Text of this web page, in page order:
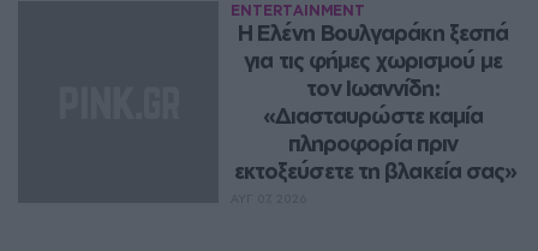
ENTERTAINMENT
Η Ελένη Βουλγαράκη ξεσπά
για τις φήμες χωρισμού με
τον Ιωαννίδη:
«Διασταυρώστε καμία
πληροφορία πριν
εκτοξεύσετε τη βλακεία σας»